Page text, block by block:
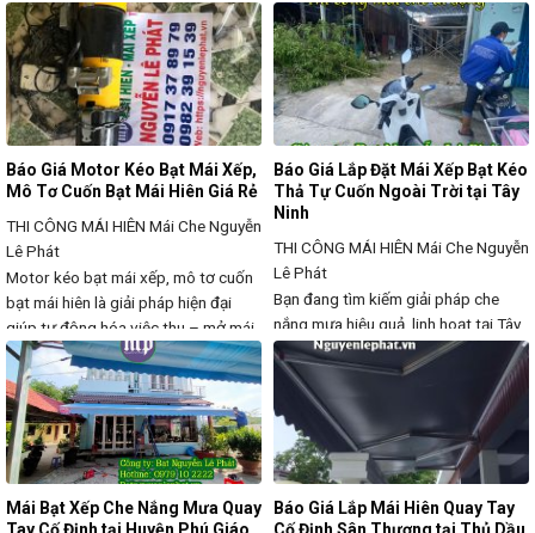
hiên di động, mái xếp là giải pháp
hiệu quả giúp che nắng, che mưa,
bảo vệ không gian ngoài trời. Tuy
nhiên, sau thời gian sử dụng, bạt mái
hiên có thể bị rách, bạc màu hoặc hư
hỏng, ảnh
với bạt chất lượng cao, giá hợp lý, thi
công nhanh chóng? Sau thời gian sử
dụng, bạt mái che có thể bị rách,
bạc màu, xuống cấp, ảnh hưởng đến
thẩm mỹ và khả năng che chắn.
Báo Giá Motor Kéo Bạt Mái Xếp,
Mô Tơ Cuốn Bạt Mái Hiên Giá Rẻ
THI CÔNG MÁI HIÊN Mái Che Nguyễn
Lê Phát
Motor kéo bạt mái xếp, mô tơ cuốn
bạt mái hiên là giải pháp hiện đại
giúp tự động hóa việc thu – mở mái
che, mang lại sự tiện lợi, tiết kiệm
thời gian và công sức so với hệ
thống kéo tay truyền thống. Sản
phẩm phù hợp cho nhà ở, quán cà
Báo Giá Lắp Đặt Mái Xếp Bạt Kéo
Thả Tự Cuốn Ngoài Trời tại Tây
Ninh
THI CÔNG MÁI HIÊN Mái Che Nguyễn
Lê Phát
Bạn đang tìm kiếm giải pháp che
nắng mưa hiệu quả, linh hoạt tại Tây
Ninh? Mái xếp bạt kéo thả tự cuốn là
lựa chọn hoàn hảo giúp bảo vệ
không gian ngoài trời, đồng thời
đảm bảo sự thoáng mát, tiện lợi khi
sử dụng. Chúng tôi chuyên cung cấp
và lắp đặt
Mái Bạt Xếp Che Nắng Mưa Quay
Tay Cố Định tại Huyện Phú Giáo
Báo Giá Lắp Mái Hiên Quay Tay
Cố Định Sân Thượng tại Thủ Dầu